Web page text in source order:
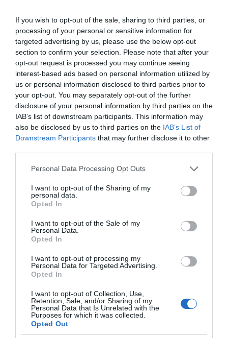
If you wish to opt-out of the sale, sharing to third parties, or
processing of your personal or sensitive information for
targeted advertising by us, please use the below opt-out
section to confirm your selection. Please note that after your
opt-out request is processed you may continue seeing
interest-based ads based on personal information utilized by
us or personal information disclosed to third parties prior to
your opt-out. You may separately opt-out of the further
disclosure of your personal information by third parties on the
IAB’s list of downstream participants. This information may
also be disclosed by us to third parties on the IAB’s List of
Downstream Participants that may further disclose it to other
Please note that this website/app uses one or more Google
not limited to your visit or usage behaviour. You may click to
grant or deny consent to Google and its third-party tags to
use your data for below specified purposes in below Google
consent section.
Personal Data Processing Opt Outs
I want to opt-out of the Sharing of my
personal data.
Opted In
I want to opt-out of the Sale of my
Personal Data.
Opted In
I want to opt-out of processing my
Personal Data for Targeted Advertising.
Opted In
I want to opt-out of Collection, Use,
Retention, Sale, and/or Sharing of my
Personal Data that Is Unrelated with the
Purposes for which it was collected.
Opted Out
Έκπληκτη, η κοινή γνώμη παρακολουθεί τις
τελευταίες μέρες την αποκάλυψη της κο­μπίνας
με τα…
VIDCASTS
ΠΑΥΛΟΣ ΜΑΡΙΝΑΚΗΣ: «ΔΕΝ ΗΘΕΛΑ ΝΑ ΑΦΗΣΩ ΣΤΟΝ